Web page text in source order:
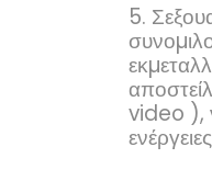
5.
video ),